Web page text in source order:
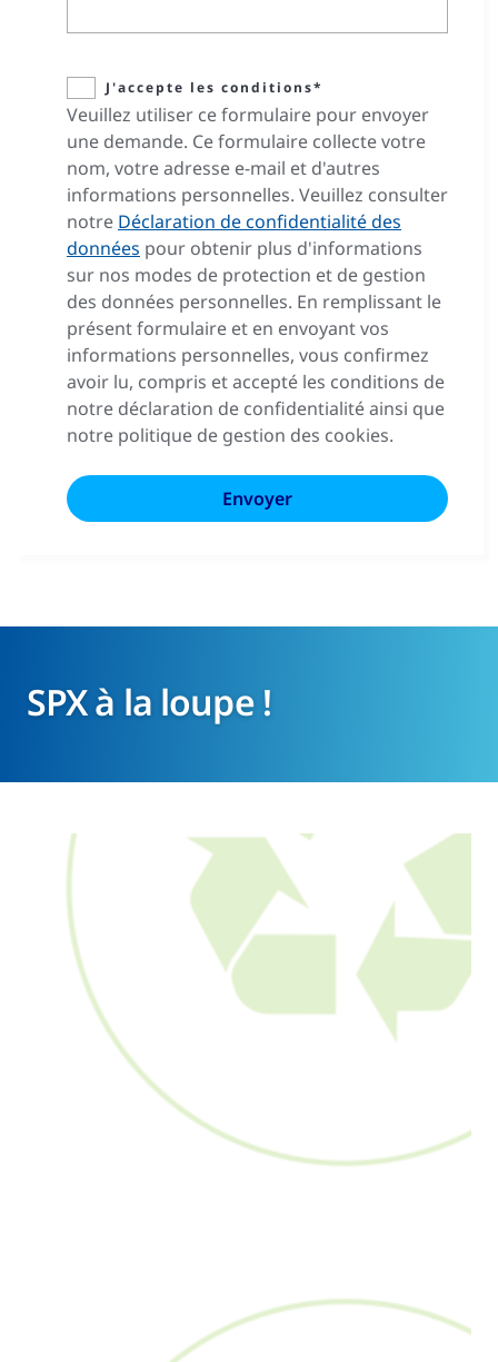
J'accepte les conditions*
Veuillez utiliser ce formulaire pour envoyer
une demande. Ce formulaire collecte votre
nom, votre adresse e-mail et d'autres
informations personnelles. Veuillez consulter
notre Déclaration de confidentialité des
données pour obtenir plus d'informations
sur nos modes de protection et de gestion
des données personnelles. En remplissant le
présent formulaire et en envoyant vos
informations personnelles, vous confirmez
avoir lu, compris et accepté les conditions de
notre déclaration de confidentialité ainsi que
notre politique de gestion des cookies.
SPX à la loupe !